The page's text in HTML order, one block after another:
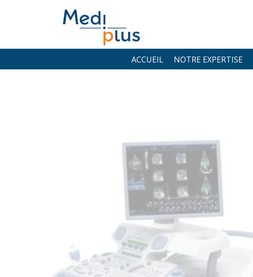
ACCUEIL NOTRE EXPERTISE